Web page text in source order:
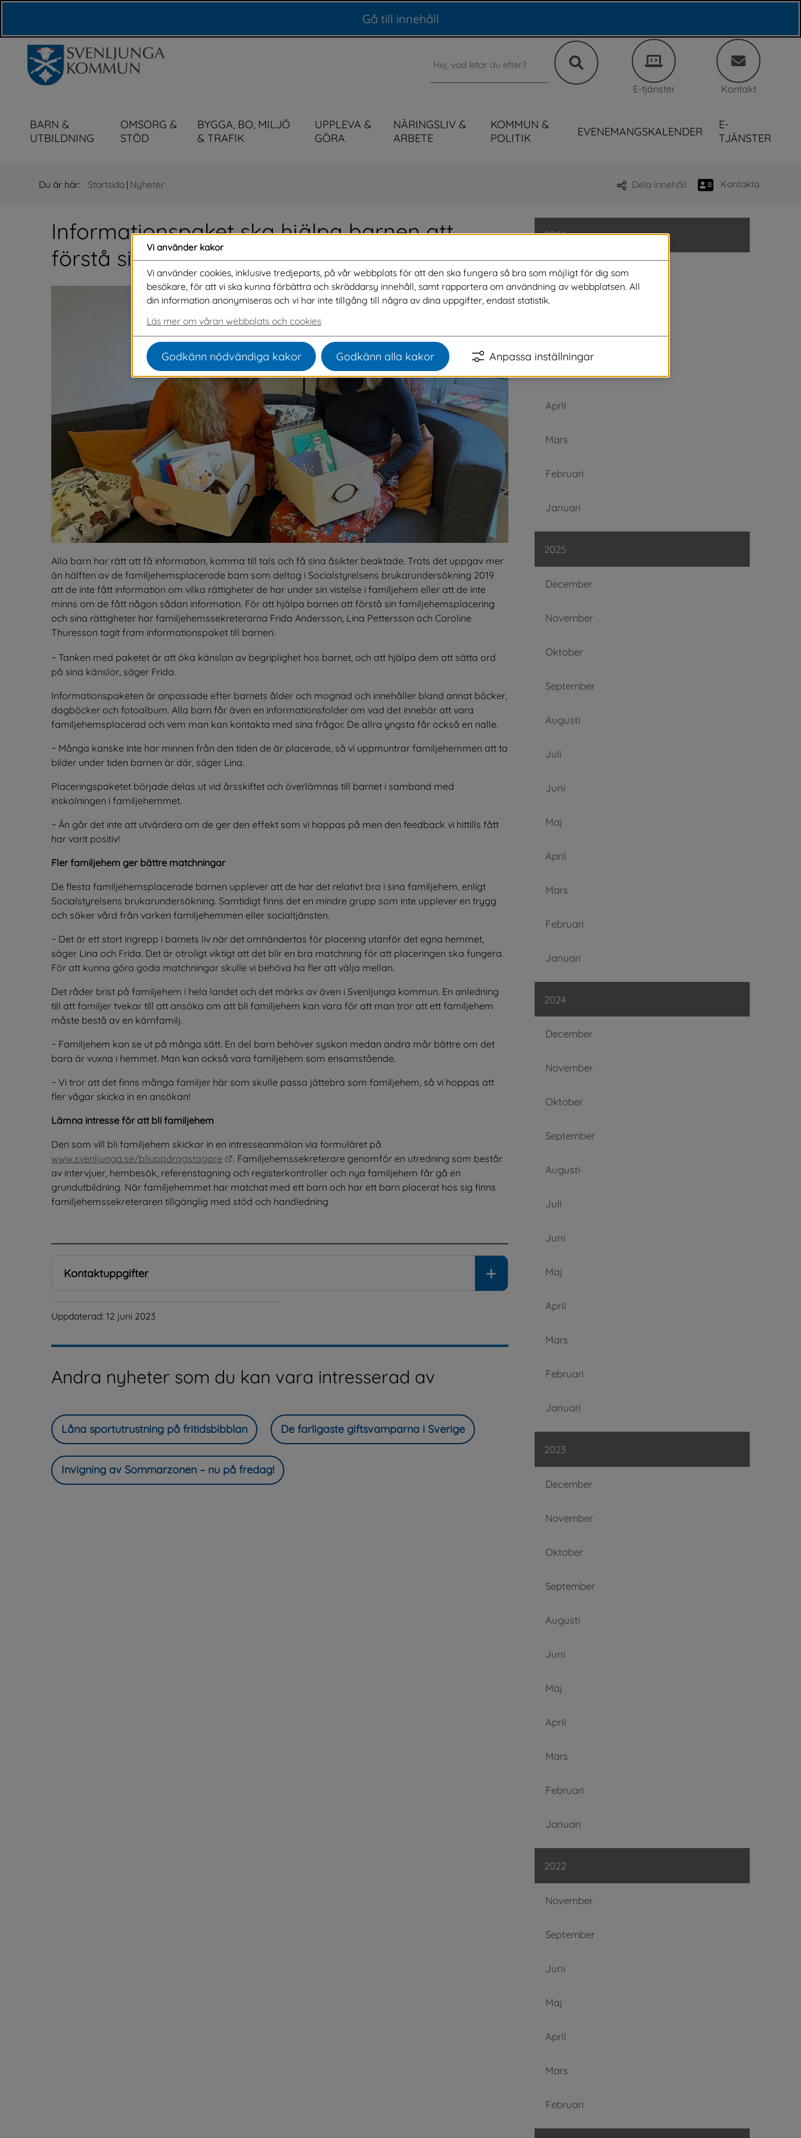
Gå till innehåll
Sök
E-tjänster Kontakt
BARN &
UTBILDNING
OMSORG &
STÖD
BYGGA, BO, MILJÖ
& TRAFIK
UPPLEVA &
GÖRA
NÄRINGSLIV &
ARBETE
KOMMUN &
POLITIK
EVENEMANGSKALENDER
E-
TJÄNSTER
Du är här: Startsida | Nyheter Dela innehåll Kontakta
Informationspaket ska hjälpa barnen att
förstå sin familjehemsplacering
Alla barn har rätt att få information, komma till tals och få sina åsikter beaktade. Trots det uppgav mer
än hälften av de familjehemsplacerade barn som deltog i Socialstyrelsens brukarundersökning 2019
att de inte fått information om vilka rättigheter de har under sin vistelse i familjehem eller att de inte
minns om de fått någon sådan information. För att hjälpa barnen att förstå sin familjehemsplacering
och sina rättigheter har familjehemssekreterarna Frida Andersson, Lina Pettersson och Caroline
Thuresson tagit fram informationspaket till barnen.
− Tanken med paketet är att öka känslan av begriplighet hos barnet, och att hjälpa dem att sätta ord
på sina känslor, säger Frida.
Informationspaketen är anpassade efter barnets ålder och mognad och innehåller bland annat böcker,
dagböcker och fotoalbum. Alla barn får även en informationsfolder om vad det innebär att vara
familjehemsplacerad och vem man kan kontakta med sina frågor. De allra yngsta får också en nalle.
− Många kanske inte har minnen från den tiden de är placerade, så vi uppmuntrar familjehemmen att ta
bilder under tiden barnen är där, säger Lina.
Placeringspaketet började delas ut vid årsskiftet och överlämnas till barnet i samband med
inskolningen i familjehemmet.
− Än går det inte att utvärdera om de ger den effekt som vi hoppas på men den feedback vi hittills fått
har varit positiv!
Fler familjehem ger bättre matchningar
De flesta familjehemsplacerade barnen upplever att de har det relativt bra i sina familjehem, enligt
Socialstyrelsens brukarundersökning. Samtidigt finns det en mindre grupp som inte upplever en trygg
och säker vård från varken familjehemmen eller socialtjänsten.
− Det är ett stort ingrepp i barnets liv när det omhändertas för placering utanför det egna hemmet,
säger Lina och Frida. Det är otroligt viktigt att det blir en bra matchning för att placeringen ska fungera.
För att kunna göra goda matchningar skulle vi behöva ha fler att välja mellan.
Det råder brist på familjehem i hela landet och det märks av även i Svenljunga kommun. En anledning
till att familjer tvekar till att ansöka om att bli familjehem kan vara för att man tror att ett familjehem
måste bestå av en kärnfamilj.
− Familjehem kan se ut på många sätt. En del barn behöver syskon medan andra mår bättre om det
bara är vuxna i hemmet. Man kan också vara familjehem som ensamstående.
− Vi tror att det finns många familjer här som skulle passa jättebra som familjehem, så vi hoppas att
fler vågar skicka in en ansökan!
Lämna intresse för att bli familjehem
www.svenljunga.se/bliuppdragstagare
Länk till annan webbplats.
. Familjehemssekreterare genomför en utredning som består
av intervjuer, hembesök, referenstagning och registerkontroller och nya familjehem får gå en
grundutbildning. När familjehemmet har matchat med ett barn och har ett barn placerat hos sig finns
familjehemssekreteraren tillgänglig med stöd och handledning
Kontaktuppgifter
Uppdaterad: 12 juni 2023
Andra nyheter som du kan vara intresserad av
Låna sportutrustning på fritidsbibblan De farligaste giftsvamparna i Sverige
Invigning av Sommarzonen – nu på fredag!
2026
Augusti
Juli
Juni
April
Mars
Februari
Januari
2025
December
November
Oktober
September
Augusti
Juli
Juni
Maj
April
Mars
Februari
Januari
2024
December
November
Oktober
September
Augusti
Juli
Juni
Maj
April
Mars
Februari
Januari
2023
December
November
Oktober
September
Augusti
Juni
Maj
April
Mars
Februari
Januari
2022
November
September
Juni
Maj
April
Mars
Februari
Vi använder kakor
Vi använder cookies, inklusive tredjeparts, på vår webbplats för att den ska fungera så bra som möjligt för dig som
besökare, för att vi ska kunna förbättra och skräddarsy innehåll, samt rapportera om användning av webbplatsen. All
din information anonymiseras och vi har inte tillgång till några av dina uppgifter, endast statistik.
Läs mer om våran webbplats och cookies
Godkänn nödvändiga kakor Godkänn alla kakor Anpassa inställningar